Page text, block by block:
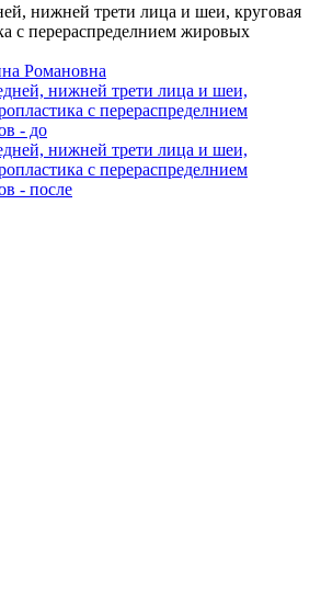
нижней трети лица и шеи, круговая
с перераспределнием жировых
Романовна